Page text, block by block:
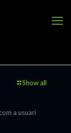
Show all
a usuari